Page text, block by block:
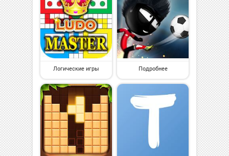
Логические игры Подробнее